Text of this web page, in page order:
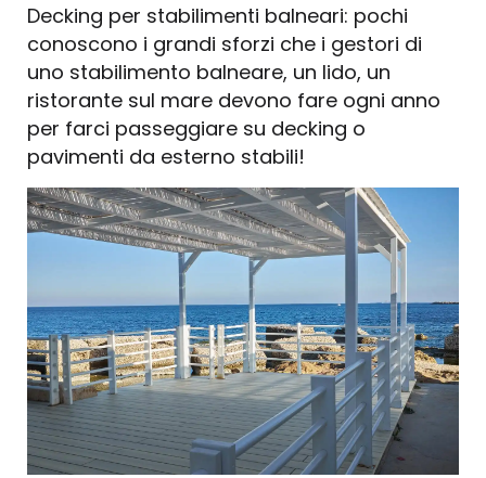
Decking per stabilimenti balneari: pochi
conoscono i grandi sforzi che i gestori di
uno stabilimento balneare, un lido, un
ristorante sul mare devono fare ogni anno
per farci passeggiare su decking o
pavimenti da esterno stabili!